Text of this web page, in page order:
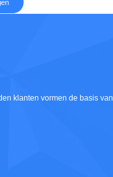
klanten vormen de basis